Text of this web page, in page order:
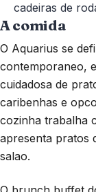
cadeiras de
A comida
O Aquarius se
contemporaneo,
cuidadosa de
caribenhas e
cozinha trabalha
apresenta pratos
salao.